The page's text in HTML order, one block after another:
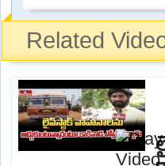
Related